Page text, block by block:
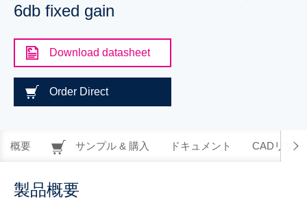
6db fixed gain
Download datasheet
Order Direct
概要 サンプル & 購入 ドキュメント CADリソー
製品概要